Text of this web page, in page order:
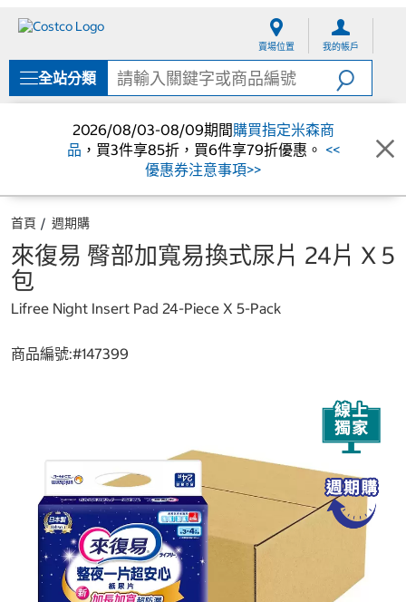
單
賣場位置 我的帳戶
全站分類
2026/08/03-08/09期間購買指定米森商
品 ，買3件享85折，買6件享79折優惠。 <<
優惠券注意事項>>
首頁 週期購
來復易 臀部加寬易換式尿片 24片 X 5
包
Lifree Night Insert Pad 24-Piece X 5-Pack
商品編號:#147399